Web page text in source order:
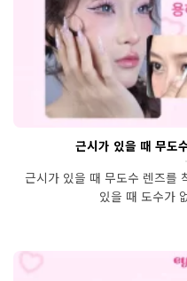
근시가 있을 때 무도
근시가 있을 때 무도수 렌즈를
있을 때 도수가